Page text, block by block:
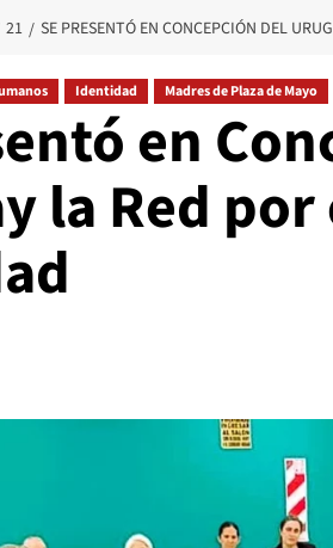
21 SE PRESENTÓ EN CONCEPCIÓN DEL
Identidad Madres de Plaza de Mayo
en
la Red